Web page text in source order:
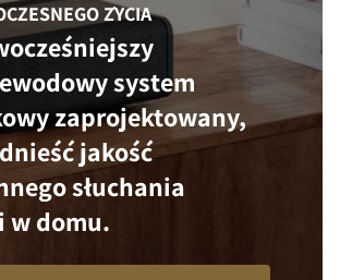
ŻYCIA
system
zaprojektowany,
jakość
słuchania
w domu.